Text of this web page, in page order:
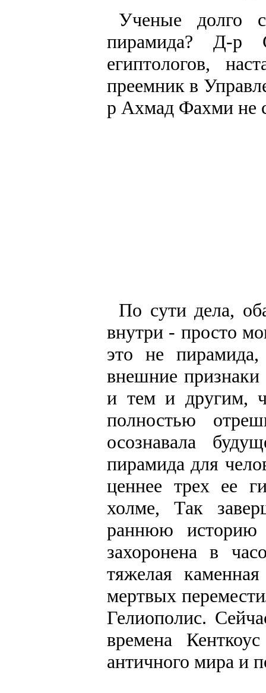
Ученые долго
пирамида? Д-р
египтологов,
преемник в
р Ахмад Фахми не
По сути дела,
внутри - просто
это не
внешние признаки
и тем и другим,
полностью
осознавала
пирамида для
ценнее трех ее
холме, Так
раннюю
захоронена в
тяжелая
мертвых
Гелиополис.
времена
античного мира и